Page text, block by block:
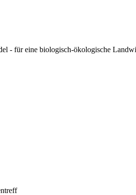
- für eine biologisch-ökologische